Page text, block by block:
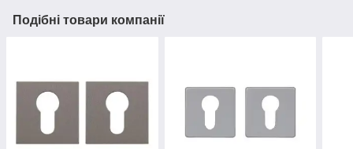
Подібні товари компанії